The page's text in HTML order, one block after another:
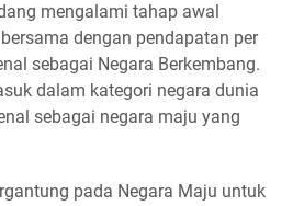
mengalami tahap awal
dengan pendapatan per
sebagai Negara Berkembang.
dalam kategori negara dunia
sebagai negara maju yang
pada Negara Maju untuk